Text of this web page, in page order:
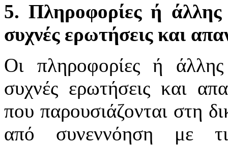
5. Πληροφορίες ή άλλης
συχνές ερωτήσεις και
Οι πληροφορίες ή άλλης
συχνές ερωτήσεις και
που παρουσιάζονται στη
από συνεννόηση με